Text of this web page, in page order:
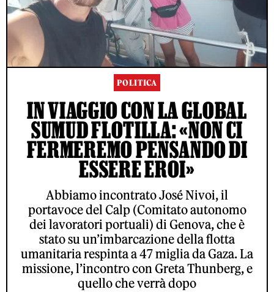
POLITICA
IN VIAGGIO CON LA GLOBAL
SUMUD FLOTILLA: «NON CI
FERMEREMO PENSANDO DI
ESSERE EROI»
Abbiamo incontrato José Nivoi, il
portavoce del Calp (Comitato autonomo
dei lavoratori portuali) di Genova, che è
stato su un’imbarcazione della flotta
umanitaria respinta a 47 miglia da Gaza. La
missione, l’incontro con Greta Thunberg, e
quello che verrà dopo